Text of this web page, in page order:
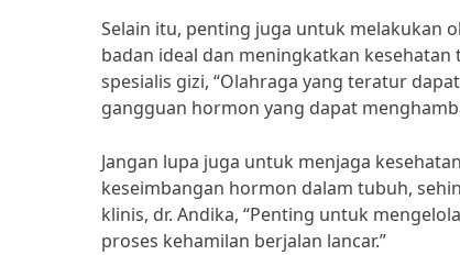
Selain itu, penting juga untuk melakukan
badan ideal dan meningkatkan
spesialis gizi, “Olahraga yang teratur
gangguan hormon yang dapat
Jangan lupa juga untuk menjaga
keseimbangan hormon dalam tubuh,
klinis, dr. Andika, “Penting untuk
proses kehamilan berjalan lancar.”